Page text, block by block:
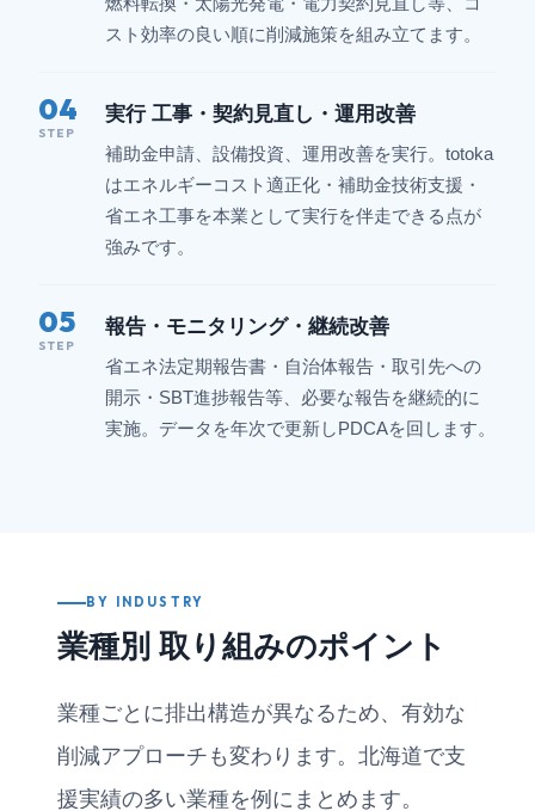
スト効率の良い順に削減施策を組み立てます。
04
STEP
実行 工事・契約見直し・運用改善
補助金申請、設備投資、運用改善を実行。totoka
はエネルギーコスト適正化・補助金技術支援・
省エネ工事を本業として実行を伴走できる点が
強みです。
05
STEP
報告・モニタリング・継続改善
省エネ法定期報告書・自治体報告・取引先への
開示・SBT進捗報告等、必要な報告を継続的に
実施。データを年次で更新しPDCAを回します。
BY INDUSTRY
業種別 取り組みのポイント
業種ごとに排出構造が異なるため、有効な
削減アプローチも変わります。北海道で支
援実績の多い業種を例にまとめます。